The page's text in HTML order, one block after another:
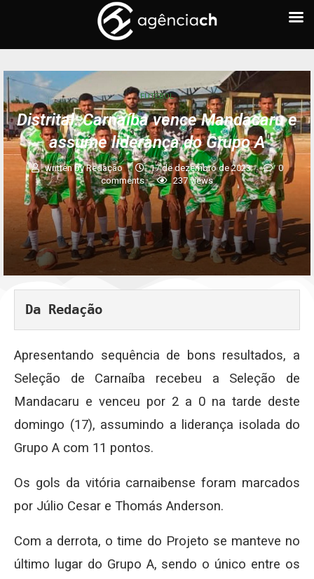
FUTEBOL
Distrital: Carnaíba vence Mandacaru e
assume liderança do Grupo A
written byRedação 17 de dezembro de 2023
0
comments
237views
Da Redação
Apresentando sequência de bons resultados, a
Seleção de Carnaíba recebeu a Seleção de
Mandacaru e venceu por 2 a 0 na tarde deste
domingo (17), assumindo a liderança isolada do
Grupo A com 11 pontos.
Os gols da vitória carnaibense foram marcados
por Júlio Cesar e Thomás Anderson.
Com a derrota, o time do Projeto se manteve no
último lugar do Grupo A, sendo o único entre os